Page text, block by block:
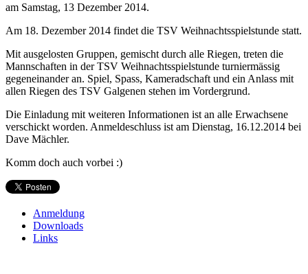
am Samstag, 13 Dezember 2014.
Am 18. Dezember 2014 findet die TSV Weihnachtsspielstunde statt.
Mit ausgelosten Gruppen, gemischt durch alle Riegen, treten die
Mannschaften in der TSV Weihnachtsspielstunde turniermässig
gegeneinander an. Spiel, Spass, Kameradschaft und ein Anlass mit
allen Riegen des TSV Galgenen stehen im Vordergrund.
Die Einladung mit weiteren Informationen ist an alle Erwachsene
verschickt worden. Anmeldeschluss ist am Dienstag, 16.12.2014 bei
Dave Mächler.
Komm doch auch vorbei :)
Anmeldung
Downloads
Links